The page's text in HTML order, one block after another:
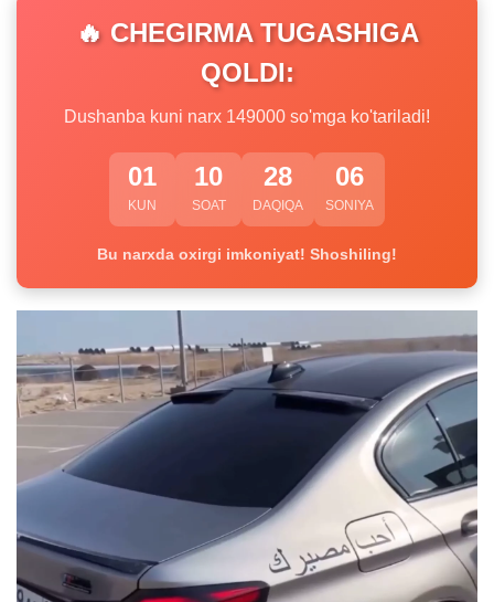
🔥 CHEGIRMA TUGASHIGA
QOLDI:
Dushanba kuni narx 149000 so'mga ko'tariladi!
01
KUN
10
SOAT
28
DAQIQA
06
SONIYA
Bu narxda oxirgi imkoniyat! Shoshiling!